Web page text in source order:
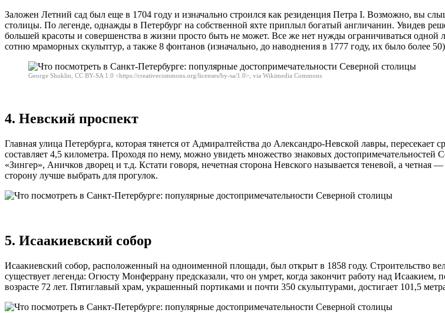
Заложен Летний сад был еще в 1704 году и изначально строился как резиденция Петра I. Возможно, вы
столицы. По легенде, однажды в Петербург на собственной яхте приплыл богатый англичанин. Увидев
большей красоты и совершенства в жизни просто быть не может. Все же нет нужды ограничиваться одной
сотню мраморных скульптур, а также 8 фонтанов (изначально, до наводнения в 1777 году, их было более
George Shuklin, CC BY-SA 1.0 <https://creativecommons.org/licenses/by-sa/1.0>, via Wikimedia Commons
4. Невский проспект
Главная улица Петербурга, которая тянется от Адмиралтейства до Александро-Невской лавры,
составляет 4,5 километра. Проходя по нему, можно увидеть множество знаковых
«Зингер», Аничков дворец и т.д. Кстати говоря, нечетная сторона Невского называется теневой, а
сторону лучше выбрать для прогулок.
5. Исаакиевский собор
Исаакиевский собор, расположенный на одноименной площади, был открыт в 1858 году. Строительство
существует легенда: Огюсту Монферрану предсказали, что он умрет, когда закончит работу над Исаакием,
возрасте 72 лет. Пятиглавый храм, украшенный портиками и почти 350 скульптурами, достигает 101,5